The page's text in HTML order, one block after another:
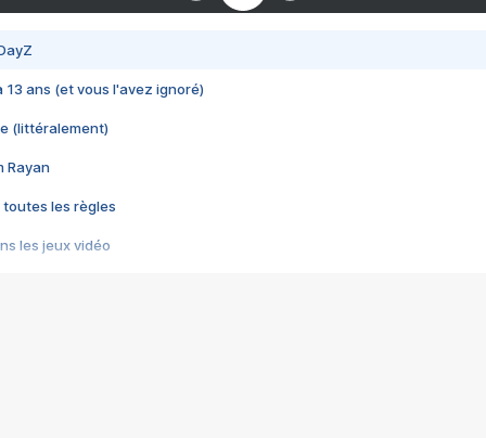
13 ans (et vous l'avez ignoré)
(littéralement)
Rayan
toutes les règles
les jeux vidéo